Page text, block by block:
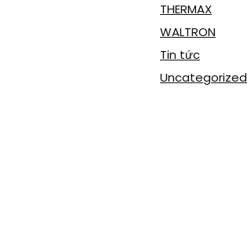
THERMAX
WALTRON
Tin tức
Uncategorized